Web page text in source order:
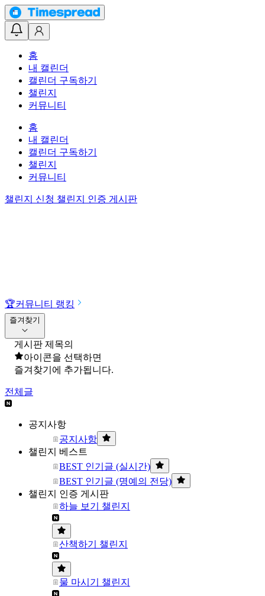
홈
내 캘린더
캘린더 구독하기
챌린지
커뮤니티
홈
내 캘린더
캘린더 구독하기
챌린지
커뮤니티
챌린지 신청 챌린지 인증 게시판
🏆커뮤니티 랭킹
즐겨찾기
게시판 제목의
아이콘을 선택하면
즐겨찾기에 추가됩니다.
전체글
공지사항
공지사항
챌린지 베스트
BEST 인기글 (실시간)
BEST 인기글 (명예의 전당)
챌린지 인증 게시판
하늘 보기 챌린지
산책하기 챌린지
물 마시기 챌린지